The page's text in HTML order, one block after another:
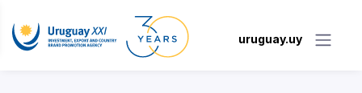
uruguay.uy